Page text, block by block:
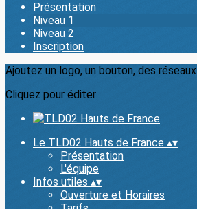
Présentation
Niveau 1
Niveau 2
Inscription
Ajoutez un logo, un bouton, des
Cliquez pour éditer
Le TLD02 Hauts de France ▴▾
Présentation
L'équipe
Infos utiles ▴▾
Ouverture et Horaires